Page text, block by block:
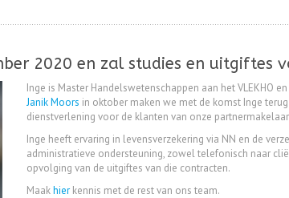
2020 en zal studies en uitgiftes
Inge is Master Handelswetenschappen aan het VLEKHO
Janik Moors in oktober maken we met de komst Inge
dienstverlening voor de klanten van onze
Inge heeft ervaring in levensverzekering via NN en de
administratieve ondersteuning, zowel telefonisch naar
opvolging van de uitgiftes van die contracten.
Maakhier kennis met de rest van ons team.